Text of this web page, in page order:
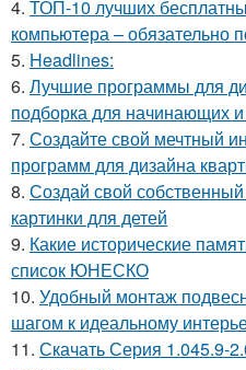
4. ТОП-10 лучших
компьютера – обязательно
5. Headlines:
6. Лучшие программы для
подборка для начинающих
7. Создайте свой мечтный
программ для дизайна
8. Создай свой
картинки для детей
9. Какие исторические
список ЮНЕСКО
10. Удобный монтаж
шагом к идеальному
11. Скачать Серия 1.045.9-